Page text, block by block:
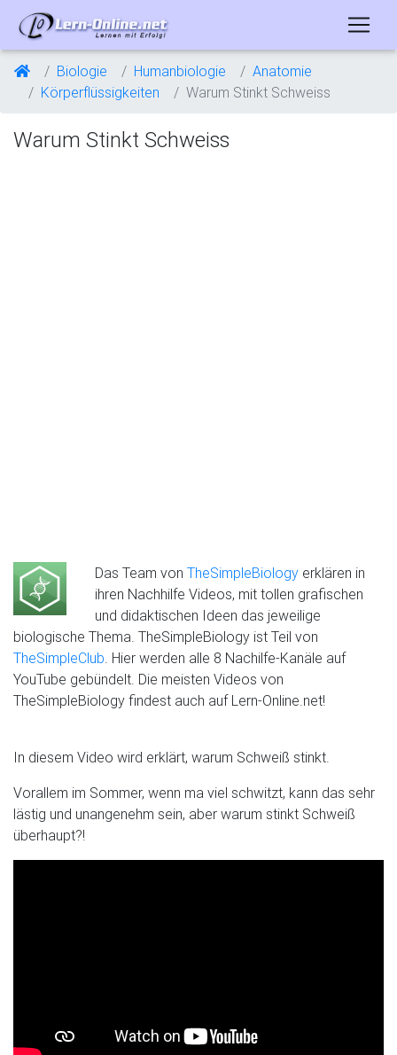
Biologie Humanbiologie
Anatomie
Körperflüssigkeiten
Warum Stinkt Schweiss
Warum Stinkt Schweiss
Das Team von TheSimpleBiology erklären in
ihren Nachhilfe Videos, mit tollen grafischen
und didaktischen Ideen das jeweilige
biologische Thema. TheSimpleBiology ist Teil von
TheSimpleClub. Hier werden alle 8 Nachilfe-Kanäle auf
YouTube gebündelt. Die meisten Videos von
TheSimpleBiology findest auch auf Lern-Online.net!
In diesem Video wird erklärt, warum Schweiß stinkt.
Vorallem im Sommer, wenn ma viel schwitzt, kann das sehr
lästig und unangenehm sein, aber warum stinkt Schweiß
überhaupt?!